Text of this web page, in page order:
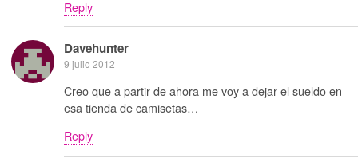
Reply
Davehunter
9 julio 2012
Creo que a partir de ahora me voy a dejar el sueldo en
esa tienda de camisetas…
Reply